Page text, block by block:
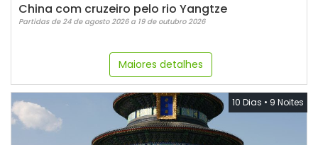
China com cruzeiro pelo rio Yangtze
Partidas de 24 de agosto 2026 a 19 de outubro 2026
Maiores detalhes
10 Dias • 9 Noites